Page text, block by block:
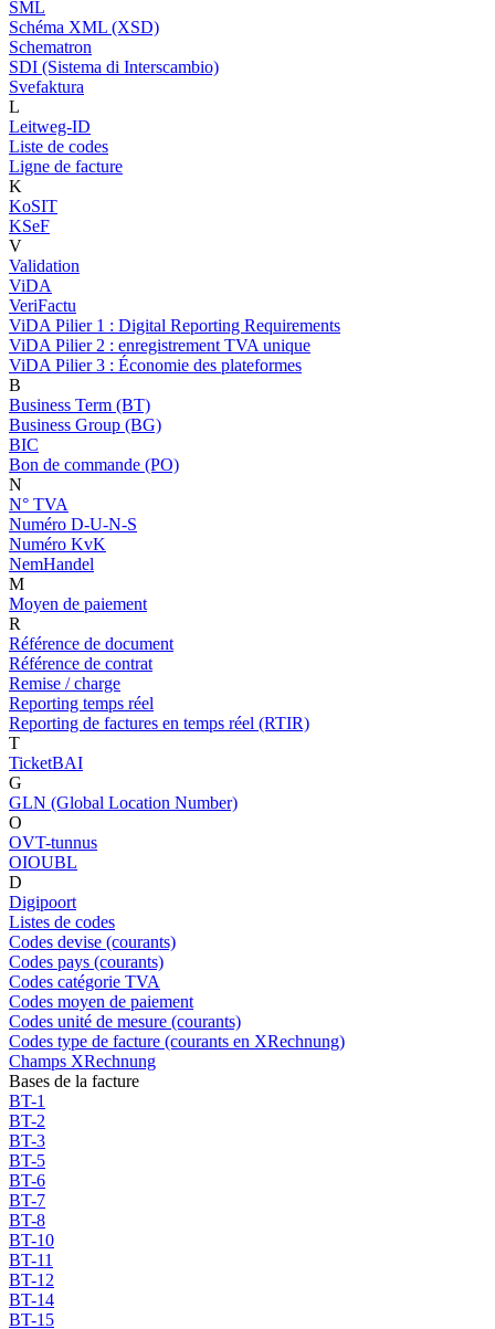
SML
Schéma XML (XSD)
Schematron
SDI (Sistema di Interscambio)
Svefaktura
L
Leitweg-ID
Liste de codes
Ligne de facture
K
KoSIT
KSeF
V
Validation
ViDA
VeriFactu
ViDA Pilier 1 : Digital Reporting Requirements
ViDA Pilier 2 : enregistrement TVA unique
ViDA Pilier 3 : Économie des plateformes
B
Business Term (BT)
Business Group (BG)
BIC
Bon de commande (PO)
N
N° TVA
Numéro D-U-N-S
Numéro KvK
NemHandel
M
Moyen de paiement
R
Référence de document
Référence de contrat
Remise / charge
Reporting temps réel
Reporting de factures en temps réel (RTIR)
T
TicketBAI
G
GLN (Global Location Number)
O
OVT-tunnus
OIOUBL
D
Digipoort
Listes de codes
Codes devise (courants)
Codes pays (courants)
Codes catégorie TVA
Codes moyen de paiement
Codes unité de mesure (courants)
Codes type de facture (courants en XRechnung)
Champs XRechnung
Bases de la facture
BT-1
BT-2
BT-3
BT-5
BT-6
BT-7
BT-8
BT-10
BT-11
BT-12
BT-14
BT-15